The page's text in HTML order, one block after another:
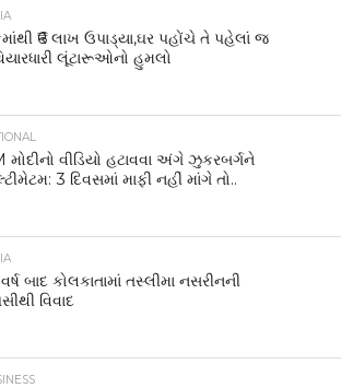
₹6 લાખ ઉપાડ્યા,ઘર પહોંચે તે પહેલાં જ
લૂંટારૂઓનો હુમલો
મોદીનો વીડિયો હટાવવા અંગે ઝુકરબર્ગને
3 દિવસમાં માફી નહીં માંગે તો..
બાદ કોલકાતામાં તસ્લીમા નસરીનની
વિવાદ